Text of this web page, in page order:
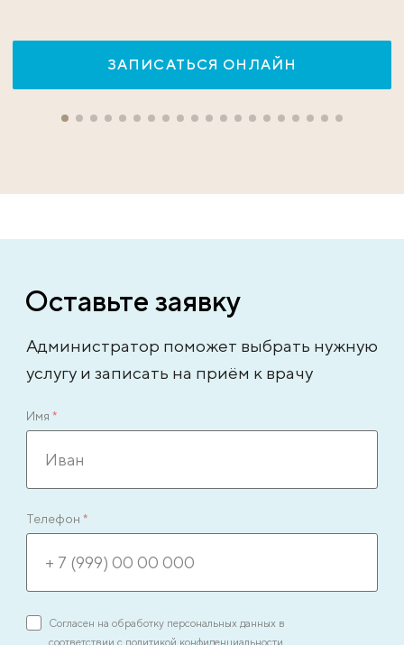
ЗАПИСАТЬСЯ ОНЛАЙН
Оставьте заявку
Администратор поможет выбрать нужную
услугу и записать на приём к врачу
Имя *
Телефон *
Согласен на обработку персональных данных в
соответствии с политикой конфиденциальности